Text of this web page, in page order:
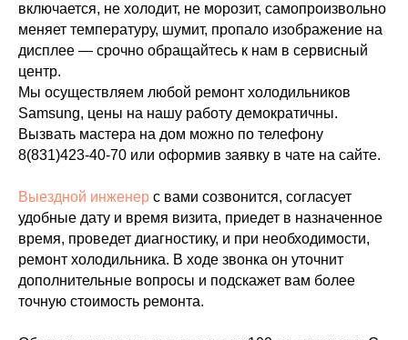
включается, не холодит, не морозит, самопроизвольно
меняет температуру, шумит, пропало изображение на
дисплее — срочно обращайтесь к нам в сервисный
центр.
Мы осуществляем любой ремонт холодильников
Samsung, цены на нашу работу демократичны.
Вызвать мастера на дом можно по телефону
8(831)423-40-70 или оформив заявку в чате на сайте.
Выездной инженер с вами созвонится, согласует
удобные дату и время визита, приедет в назначенное
время, проведет диагностику, и при необходимости,
ремонт холодильника. В ходе звонка он уточнит
дополнительные вопросы и подскажет вам более
точную стоимость ремонта.